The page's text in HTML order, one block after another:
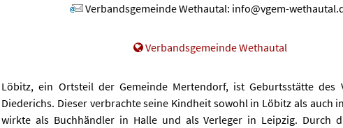
Verbandsgemeinde Wethautal: info@vgem-
Verbandsgemeinde Wethautal
Löbitz, ein Ortsteil der Gemeinde Mertendorf, ist Geburtsstätte des
Diederichs. Dieser verbrachte seine Kindheit sowohl in Löbitz als auch
wirkte als Buchhändler in Halle und als Verleger in Leipzig. Durch